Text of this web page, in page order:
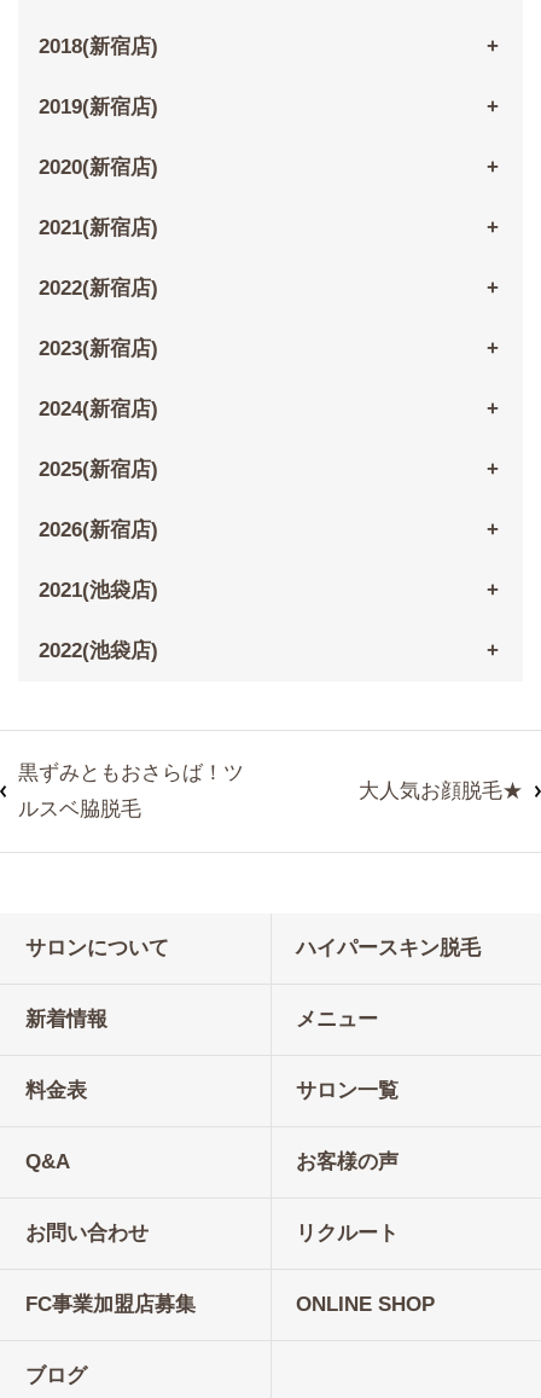
2018(新宿店)
2019(新宿店)
2020(新宿店)
2021(新宿店)
2022(新宿店)
2023(新宿店)
2024(新宿店)
2025(新宿店)
2026(新宿店)
2021(池袋店)
2022(池袋店)
黒ずみともおさらば！ツ
ルスベ脇脱毛
大人気お顔脱毛★
サロンについて ハイパースキン脱毛
新着情報 メニュー
料金表 サロン一覧
Q&A お客様の声
お問い合わせ リクルート
FC事業加盟店募集 ONLINE SHOP
ブログ